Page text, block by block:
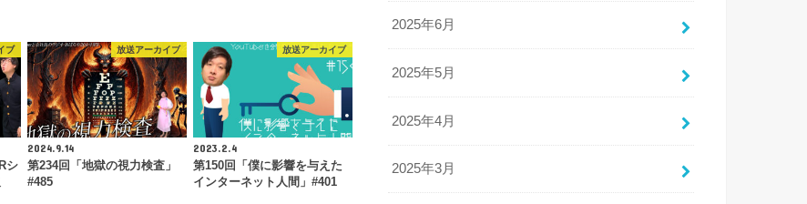
ブ
シ
放送アーカイブ
2024.9.14
第234回「地獄の視力検査」
#485
放送アーカイブ
2023.2.4
第150回「僕に影響を与えた
インターネット人間」#401
2025年6月
2025年5月
2025年4月
2025年3月